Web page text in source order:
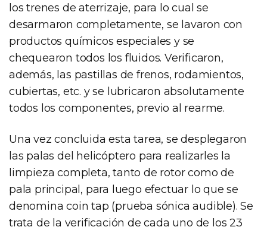
los trenes de aterrizaje, para lo cual se
desarmaron completamente, se lavaron con
productos químicos especiales y se
chequearon todos los fluidos. Verificaron,
además, las pastillas de frenos, rodamientos,
cubiertas, etc. y se lubricaron absolutamente
todos los componentes, previo al rearme.
Una vez concluida esta tarea, se desplegaron
las palas del helicóptero para realizarles la
limpieza completa, tanto de rotor como de
pala principal, para luego efectuar lo que se
denomina coin tap (prueba sónica audible). Se
trata de la verificación de cada uno de los 23